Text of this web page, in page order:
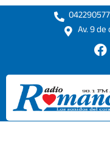
Ir
Av. 9
F
c
e
b
o
o